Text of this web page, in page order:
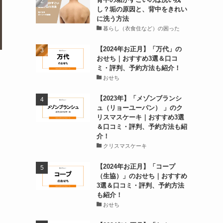
し？垢の原因と、背中をきれい
に洗う方法
暮らし（衣食住など）の困った
【2024年お正月】「万代」の
おせち｜おすすめ3選＆口コ
ミ・評判、予約方法も紹介！
おせち
【2023年】「メゾンブランシ
ュ（リョーユーパン） 」のク
リスマスケーキ｜おすすめ3選
＆口コミ・評判、予約方法も紹
介！
クリスマスケーキ
【2024年お正月】「コープ
（生協）」のおせち｜おすすめ
3選＆口コミ・評判、予約方法
も紹介！
おせち